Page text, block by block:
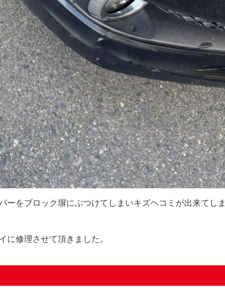
ーをブロック塀にぶつけてしまいキズヘコミが出来てしま
に修理させて頂きました。